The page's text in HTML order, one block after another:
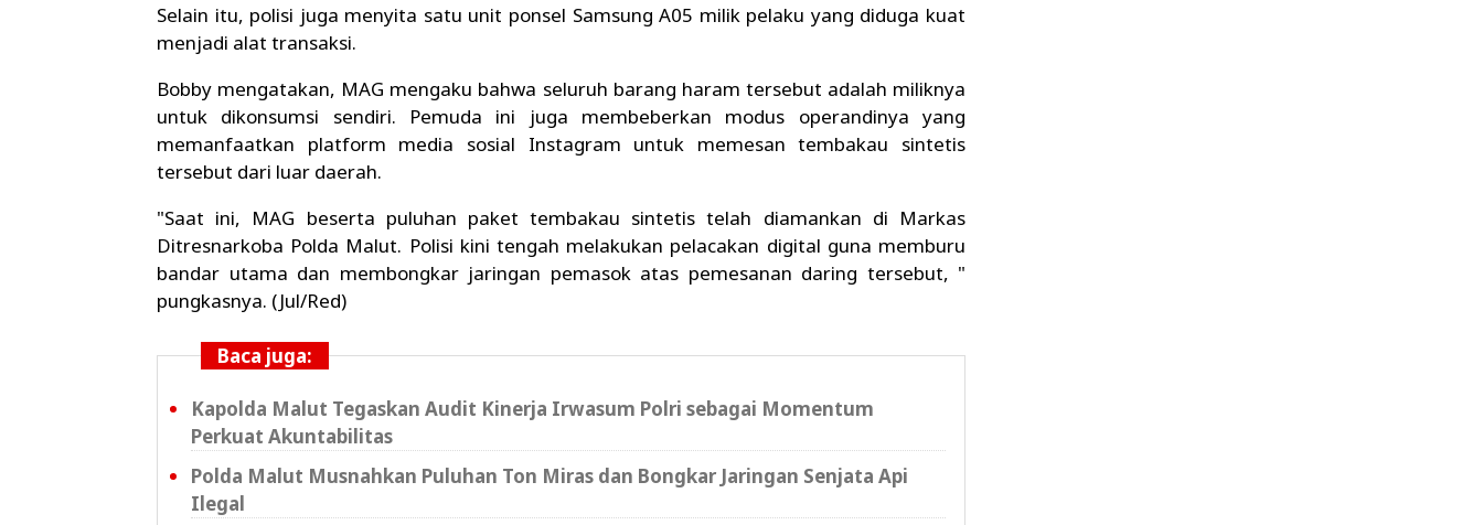
Selain itu, polisi juga menyita satu unit ponsel Samsung A05 milik pelaku yang diduga kuat
menjadi alat transaksi.
Bobby mengatakan, MAG mengaku bahwa seluruh barang haram tersebut adalah miliknya
untuk dikonsumsi sendiri. Pemuda ini juga membeberkan modus operandinya yang
memanfaatkan platform media sosial Instagram untuk memesan tembakau sintetis
tersebut dari luar daerah.
"Saat ini, MAG beserta puluhan paket tembakau sintetis telah diamankan di Markas
Ditresnarkoba Polda Malut. Polisi kini tengah melakukan pelacakan digital guna memburu
bandar utama dan membongkar jaringan pemasok atas pemesanan daring tersebut, "
pungkasnya. (Jul/Red)
Baca juga:
Kapolda Malut Tegaskan Audit Kinerja Irwasum Polri sebagai Momentum
Perkuat Akuntabilitas
Polda Malut Musnahkan Puluhan Ton Miras dan Bongkar Jaringan Senjata Api
Ilegal